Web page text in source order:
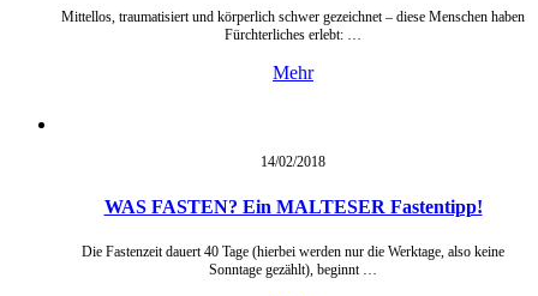
Mittellos, traumatisiert und körperlich schwer gezeichnet – diese Menschen haben
Fürchterliches erlebt: …
Mehr
14/02/2018
WAS FASTEN? Ein MALTESER Fastentipp!
Die Fastenzeit dauert 40 Tage (hierbei werden nur die Werktage, also keine
Sonntage gezählt), beginnt …